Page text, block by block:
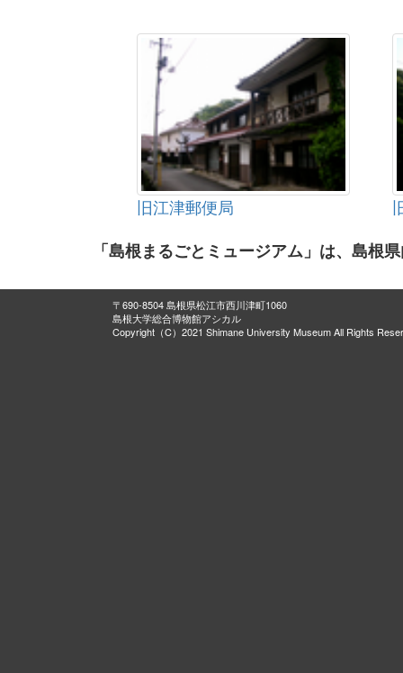
旧江津郵便局
「島根まるごとミュージアム」は、島根
〒690-8504 島根県松江市西川津町1060
島根大学総合博物館アシカル
Copyright（C）2021 Shimane University Museum All Rights